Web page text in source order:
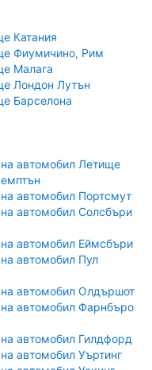
Катания
Фиумичино, Рим
Малага
Лондон Лутън
Барселона
автомобил Летище
автомобил Портсмут
автомобил Солсбъри
автомобил Еймсбъри
автомобил Пул
автомобил Олдършот
автомобил Фарнбъро
автомобил Гилдфорд
автомобил Уъртинг